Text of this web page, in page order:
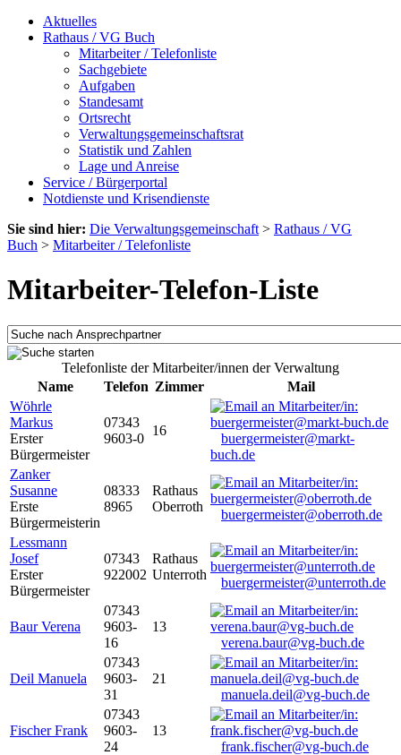
Aktuelles
Rathaus / VG Buch
Mitarbeiter / Telefonliste
Sachgebiete
Aufgaben
Standesamt
Ortsrecht
Verwaltungsgemeinschaftsrat
Statistik und Zahlen
Lage und Anreise
Service / Bürgerportal
Notdienste und Krisendienste
Sie sind hier: Die Verwaltungsgemeinschaft > Rathaus / VG
Buch > Mitarbeiter / Telefonliste
Mitarbeiter-Telefon-Liste
Telefonliste der Mitarbeiter/innen der Verwaltung
Name
Telefon Zimmer
Mail
Wöhrle
Markus
Erster
Bürgermeister
07343
9603-0
16
buergermeister@markt-
buch.de
Zanker
Susanne
Erste
Bürgermeisterin
08333
8965
Rathaus
Oberroth
buergermeister@oberroth.de
Lessmann
Josef
Erster
Bürgermeister
07343
922002
Rathaus
Unterroth
buergermeister@unterroth.de
Baur Verena
07343
9603-
16
13
verena.baur@vg-buch.de
Deil Manuela
07343
9603-
31
21
manuela.deil@vg-buch.de
Fischer Frank
07343
9603-
24
13
frank.fischer@vg-buch.de